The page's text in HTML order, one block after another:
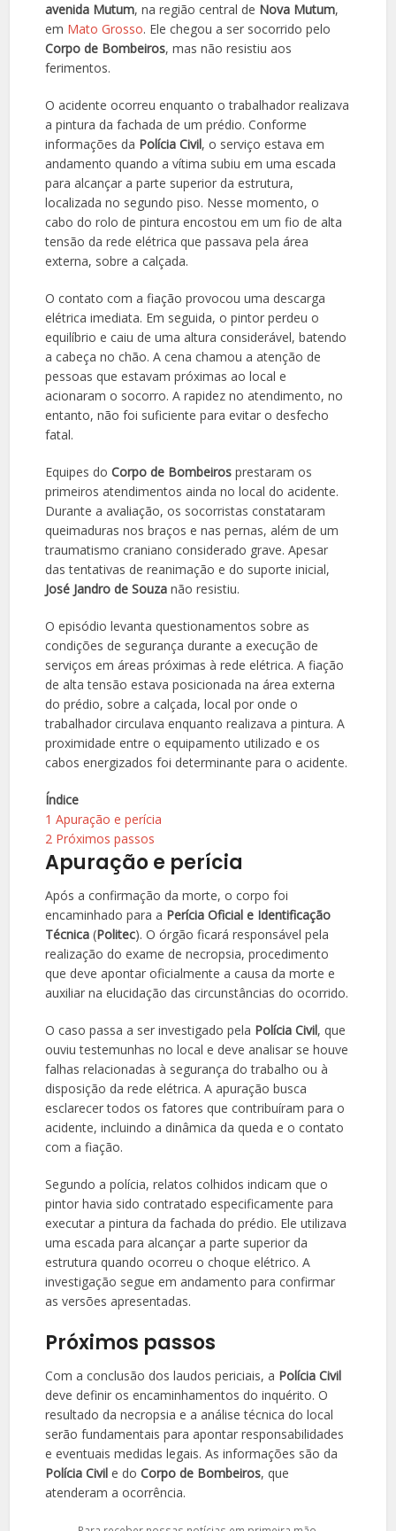
avenida Mutum, na região central de Nova Mutum,
em Mato Grosso. Ele chegou a ser socorrido pelo
Corpo de Bombeiros, mas não resistiu aos
ferimentos.
O acidente ocorreu enquanto o trabalhador realizava
a pintura da fachada de um prédio. Conforme
informações da Polícia Civil, o serviço estava em
andamento quando a vítima subiu em uma escada
para alcançar a parte superior da estrutura,
localizada no segundo piso. Nesse momento, o
cabo do rolo de pintura encostou em um fio de alta
tensão da rede elétrica que passava pela área
externa, sobre a calçada.
O contato com a fiação provocou uma descarga
elétrica imediata. Em seguida, o pintor perdeu o
equilíbrio e caiu de uma altura considerável, batendo
a cabeça no chão. A cena chamou a atenção de
pessoas que estavam próximas ao local e
acionaram o socorro. A rapidez no atendimento, no
entanto, não foi suficiente para evitar o desfecho
fatal.
Equipes doCorpo de Bombeiros prestaram os
primeiros atendimentos ainda no local do acidente.
Durante a avaliação, os socorristas constataram
queimaduras nos braços e nas pernas, além de um
traumatismo craniano considerado grave. Apesar
das tentativas de reanimação e do suporte inicial,
José Jandro de Souza não resistiu.
O episódio levanta questionamentos sobre as
condições de segurança durante a execução de
serviços em áreas próximas à rede elétrica. A fiação
de alta tensão estava posicionada na área externa
do prédio, sobre a calçada, local por onde o
trabalhador circulava enquanto realizava a pintura. A
proximidade entre o equipamento utilizado e os
cabos energizados foi determinante para o acidente.
Índice
1 Apuração e perícia
2 Próximos passos
Apuração e perícia
Após a confirmação da morte, o corpo foi
encaminhado para a Perícia Oficial e Identificação
Técnica (Politec). O órgão ficará responsável pela
realização do exame de necropsia, procedimento
que deve apontar oficialmente a causa da morte e
auxiliar na elucidação das circunstâncias do ocorrido.
O caso passa a ser investigado pela Polícia Civil, que
ouviu testemunhas no local e deve analisar se houve
falhas relacionadas à segurança do trabalho ou à
disposição da rede elétrica. A apuração busca
esclarecer todos os fatores que contribuíram para o
acidente, incluindo a dinâmica da queda e o contato
com a fiação.
Segundo a polícia, relatos colhidos indicam que o
pintor havia sido contratado especificamente para
executar a pintura da fachada do prédio. Ele utilizava
uma escada para alcançar a parte superior da
estrutura quando ocorreu o choque elétrico. A
investigação segue em andamento para confirmar
as versões apresentadas.
Próximos passos
Com a conclusão dos laudos periciais, a Polícia Civil
deve definir os encaminhamentos do inquérito. O
resultado da necropsia e a análise técnica do local
serão fundamentais para apontar responsabilidades
e eventuais medidas legais. As informações são da
Polícia Civil e doCorpo de Bombeiros, que
atenderam a ocorrência.